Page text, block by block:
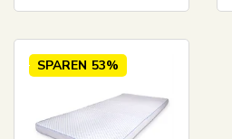
SPAREN 53%